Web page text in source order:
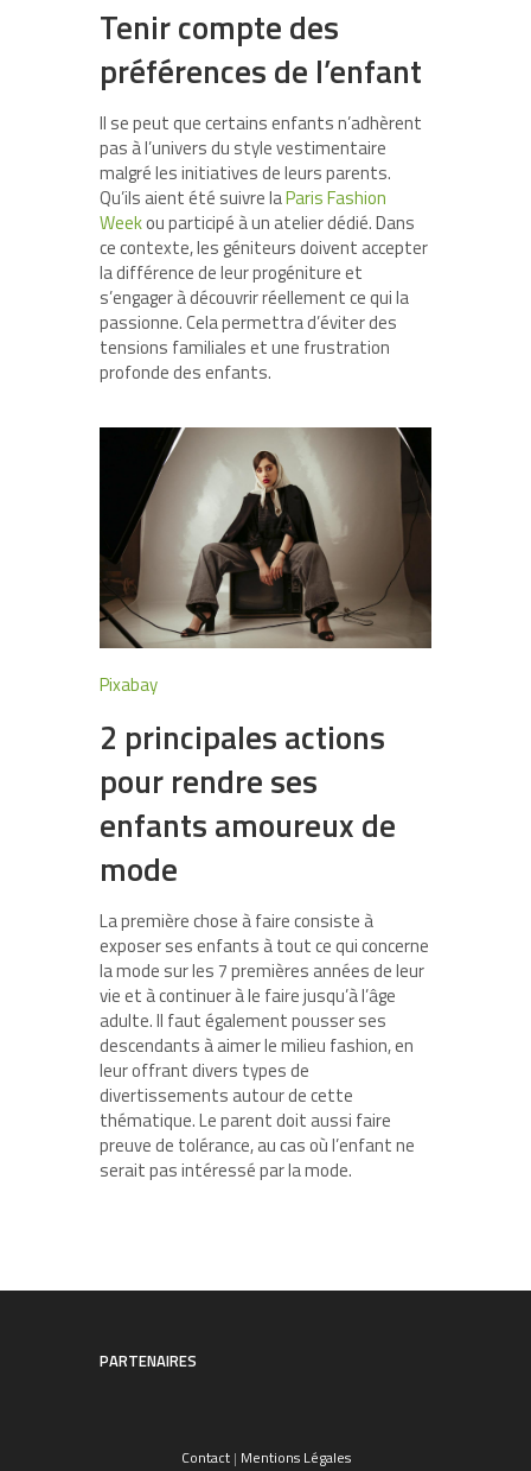
Tenir compte des
préférences de l’enfant
Il se peut que certains enfants n’adhèrent
pas à l’univers du style vestimentaire
malgré les initiatives de leurs parents.
Qu’ils aient été suivre laParis Fashion
Weekou participé à un atelier dédié. Dans
ce contexte, les géniteurs doivent accepter
la différence de leur progéniture et
s’engager à découvrir réellement ce qui la
passionne. Cela permettra d’éviter des
tensions familiales et une frustration
profonde des enfants.
Pixabay
2 principales actions
pour rendre ses
enfants amoureux de
mode
La première chose à faire consiste à
exposer ses enfants à tout ce qui concerne
la mode sur les 7 premières années de leur
vie et à continuer à le faire jusqu’à l’âge
adulte. Il faut également pousser ses
descendants à aimer le milieu fashion, en
leur offrant divers types de
divertissements autour de cette
thématique. Le parent doit aussi faire
preuve de tolérance, au cas où l’enfant ne
serait pas intéressé par la mode.
PARTENAIRES
Contact| Mentions Légales